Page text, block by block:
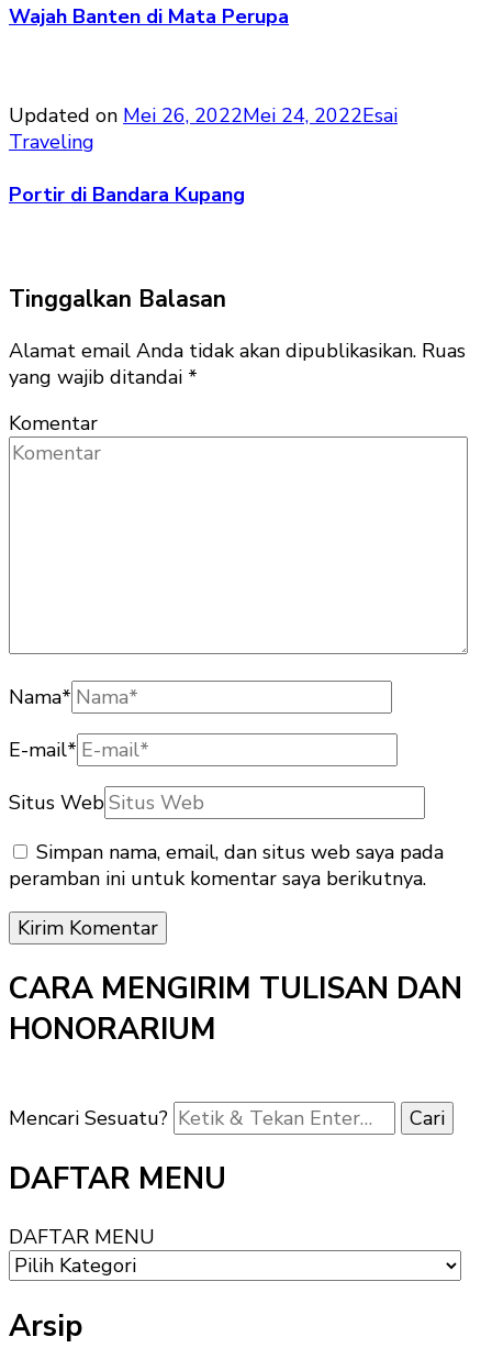
Wajah Banten di Mata Perupa
Updated on Mei 26, 2022Mei 24, 2022Esai
Traveling
Portir di Bandara Kupang
Tinggalkan Balasan
Alamat email Anda tidak akan dipublikasikan. Ruas
yang wajib ditandai *
Komentar
Nama*
E-mail*
Situs Web
Simpan nama, email, dan situs web saya pada
peramban ini untuk komentar saya berikutnya.
CARA MENGIRIM TULISAN DAN
HONORARIUM
Mencari Sesuatu?
DAFTAR MENU
DAFTAR MENU
Arsip